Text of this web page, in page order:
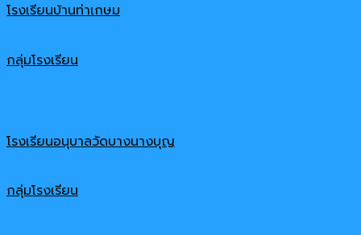
โรงเรียนบ้านท่าเกษม
กลุ่มโรงเรียน
โรงเรียนอนุบาลวัดบางนางบุญ
กลุ่มโรงเรียน